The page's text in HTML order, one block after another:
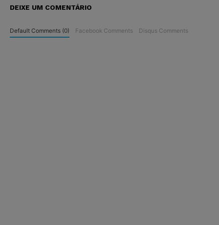
DEIXE UM COMENTÁRIO
Default Comments (0) Facebook Comments Disqus Comments